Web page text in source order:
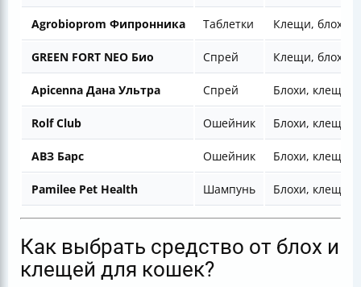
Agrobioprom Фипронника Таблетки Клещи, блохи,
GREEN FORT NEO Био Спрей Клещи, блохи,
Apicenna Дана Ультра Спрей Блохи, клещи,
Rolf Club Ошейник Блохи, клещи,
АВЗ Барс Ошейник Блохи, клещи,
Pamilee Pet Health Шампунь Блохи, клещи,
Как выбрать средство от блох и
клещей для кошек?